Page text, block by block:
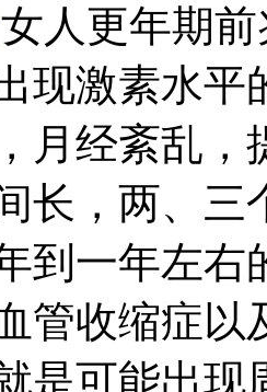
女人更年期
现激素水平
月经紊乱
长，两、三
到一年左右
管收缩症以
是可能出现